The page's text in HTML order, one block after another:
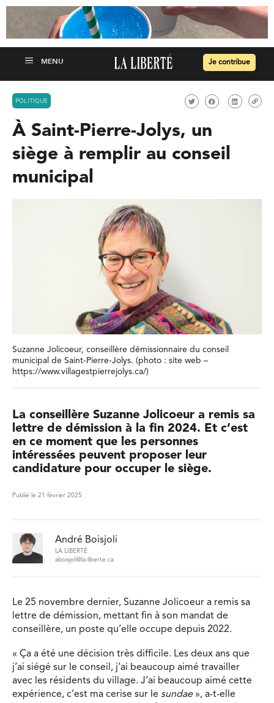
Je contribue
POLITIQUE
À Saint-Pierre-Jolys, un
siège à remplir au conseil
municipal
Suzanne Jolicoeur, conseillère démissionnaire du conseil
municipal de Saint-Pierre-Jolys. (photo : site web –
https://www.villagestpierrejolys.ca/)
La conseillère Suzanne Jolicoeur a remis sa
lettre de démission à la fin 2024. Et c’est
en ce moment que les personnes
intéressées peuvent proposer leur
candidature pour occuper le siège.
Publié le 21 février 2025
André Boisjoli
LA LIBERTÉ
aboisjoli@la-liberte.ca
Le 25 novembre dernier, Suzanne Jolicoeur a remis sa
lettre de démission, mettant fin à son mandat de
conseillère, un poste qu’elle occupe depuis 2022.
« Ça a été une décision très difficile. Les deux ans que
j’ai siégé sur le conseil, j’ai beaucoup aimé travailler
avec les résidents du village. J’ai beaucoup aimé cette
expérience, c’est ma cerise sur le sundae», a-t-elle